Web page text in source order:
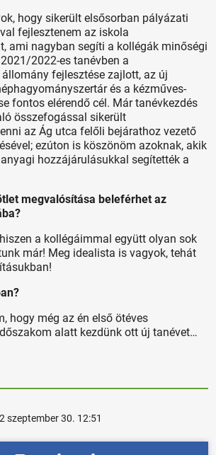
hogy sikerült elsősorban pályázati
fejlesztenem az iskola
ami nagyban segíti a kollégák minőségi
2022-es tanévben a
fejlesztése zajlott, az új
és a kéz­műves­
fontos elérendő cél. Már tanévkezdés
összefogással sikerült
az Ág utca felőli bejárathoz vezető
ezúton is köszönöm azoknak, akik
hozzájárulásukkal segítették a
megvalósítása beleférhet az
a kollégáimmal együtt olyan sok
már! Meg idealista is vagyok, tehát
hogy még az én első ötéves
alatt kezdünk ott új tanévet…
szeptember 30. 12:51